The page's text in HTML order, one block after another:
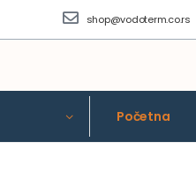
shop@vodoterm.co.rs
Početna